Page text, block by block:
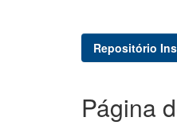
Repositório
Página